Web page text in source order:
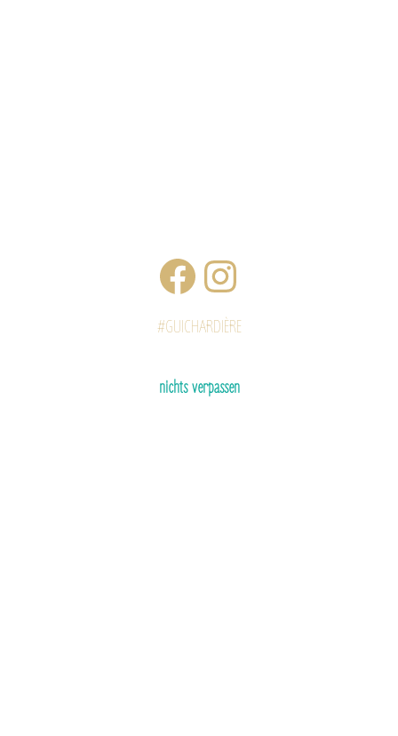
#GUICHARDIÈRE
nichts verpassen